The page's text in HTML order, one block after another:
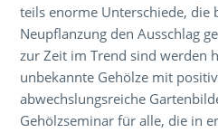
teils enorme Unterschiede, die
Neupflanzung den Ausschlag
zur Zeit im Trend sind werden
unbekannte Gehölze mit
abwechslungsreiche
Gehölzseminar für alle, die in